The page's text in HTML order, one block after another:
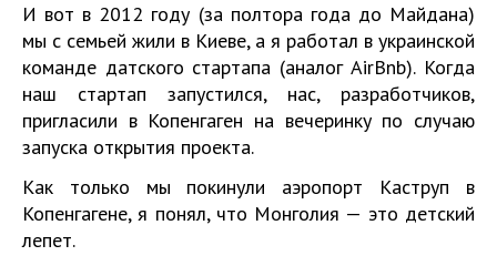
И вот в 2012 году (за полтора года до Майдана)
мы с семьей жили в Киеве, а я работал в украинской
команде датского стартапа (аналог AirBnb). Когда
наш стартап запустился, нас, разработчиков,
пригласили в Копенгаген на вечеринку по случаю
запуска открытия проекта.
Как только мы покинули аэропорт Каструп в
Копенгагене, я понял, что Монголия — это детский
лепет.